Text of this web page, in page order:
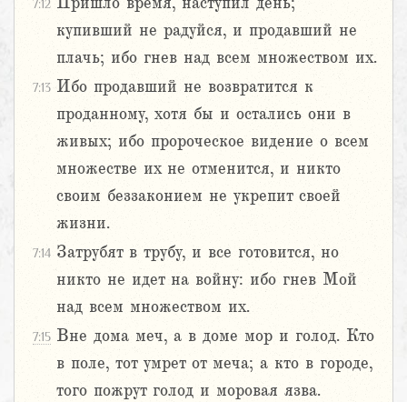
7:12
купивший не радуйся, и продавший не
плачь; ибо гнев над всем множеством их.
7:13 Ибо продавший не возвратится к
проданному, хотя бы и остались они в
живых; ибо пророческое видение о всем
множестве их не отменится, и никто
своим беззаконием не укрепит своей
жизни.
7:14 Затрубят в трубу, и все готовится, но
никто не идет на войну: ибо гнев Мой
над всем множеством их.
7:15 Вне дома меч, а в доме мор и голод. Кто
в поле, тот умрет от меча; а кто в городе,
того пожрут голод и моровая язва.